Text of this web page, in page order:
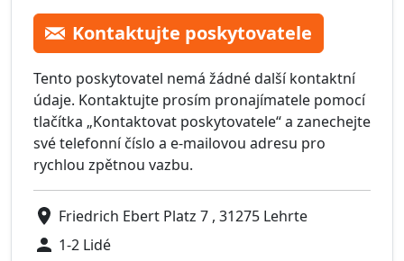
Kontaktujte poskytovatele
Tento poskytovatel nemá žádné další kontaktní
údaje. Kontaktujte prosím pronajímatele pomocí
tlačítka „Kontaktovat poskytovatele“ a zanechejte
své telefonní číslo a e-mailovou adresu pro
rychlou zpětnou vazbu.
Friedrich Ebert Platz 7 , 31275 Lehrte
1-2 Lidé